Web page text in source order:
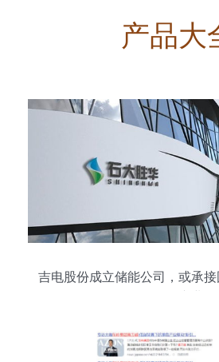
产品大
吉电股份成立储能公司，或承接